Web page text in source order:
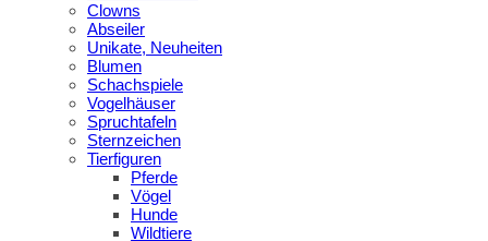
Clowns
Abseiler
Unikate, Neuheiten
Blumen
Schachspiele
Vogelhäuser
Spruchtafeln
Sternzeichen
Tierfiguren
Pferde
Vögel
Hunde
Wildtiere